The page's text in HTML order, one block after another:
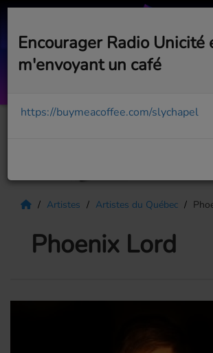
Angelie
Artistes Artistes du Québec
Phoenix Lord
Encourager Radio Unicité
m'envoyant un café
https://buymeacoffee.com/slychapel